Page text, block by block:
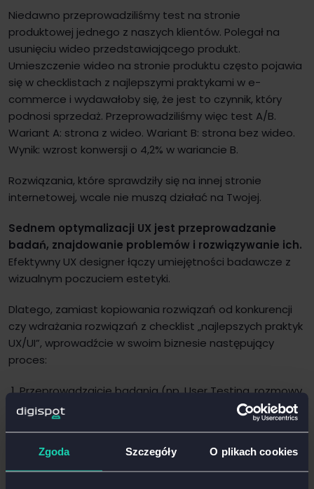
Zgoda Szczegóły O plikach cookies
Niedawno przeprowadziliśmy test na stronie
produktowej jednego z naszych klientów. Polegał na
usunięciu wideo przedstawiającego produkt.
Umieszczenie wideo na stronie produktu często pojawia
się w checklistach z najlepszymi praktykami w e-
commerce i wydawałoby się, że jest to czynnik, który
podnosi sprzedaż. Przeprowadziliśmy więc test A/B.
Wariant A: strona z wideo. Wariant B: strona bez wideo.
Wynik: wzrost konwersji o 4,2% w wariancie B.
Rozwiązania, które sprawdziły się na innej stronie
internetowej, wcale nie muszą działać na Twojej.
Sednem optymalizacji UX jest przeprowadzanie
badań, znajdowanie problemów i rozwiązywanie ich.
Efektywny UX designer łączy umiejętności badawcze z
wizualnym poczuciem estetyki.
Dlatego, zamiast kopiowania rozwiązań od konkurencji
czy wdrażania rozwiązań z checklist „najlepszych praktyk
UX/UI”, wprowadźcie w swoim biznesie następujący
proces:
Przeprowadzajcie badania (np. User Testing, rozmowy
z działem obsługi klienta, analiza Google Analytics,
Znajdujcie problemy i szanse na wzrost
Projektujcie rozwiązania tych problemów